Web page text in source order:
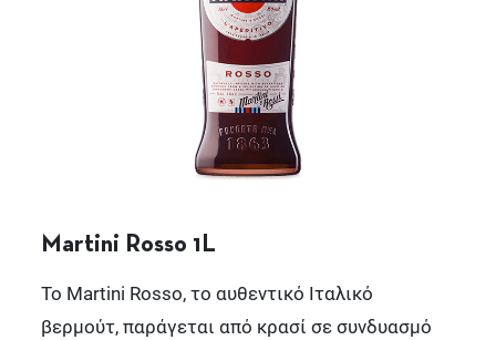
Martini Rosso 1L
Το Martini Rosso, το αυθεντικό Ιταλικό
βερμούτ, παράγεται από κρασί σε συνδυασμό